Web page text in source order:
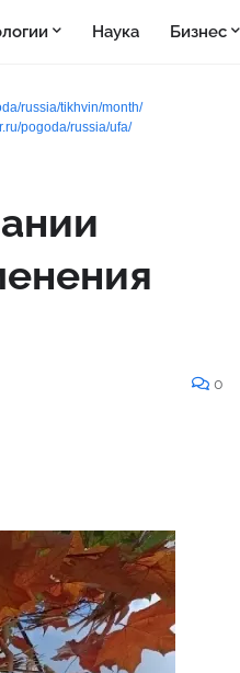
Наука Бизнес
russia/tikhvin/month/
pogoda/russia/ufa/
0